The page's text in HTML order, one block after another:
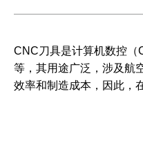
CNC刀具是计算机数控（
等，其用途广泛，涉及航
效率和制造成本，因此，